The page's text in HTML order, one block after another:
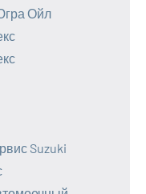
Ойл
Suzuki